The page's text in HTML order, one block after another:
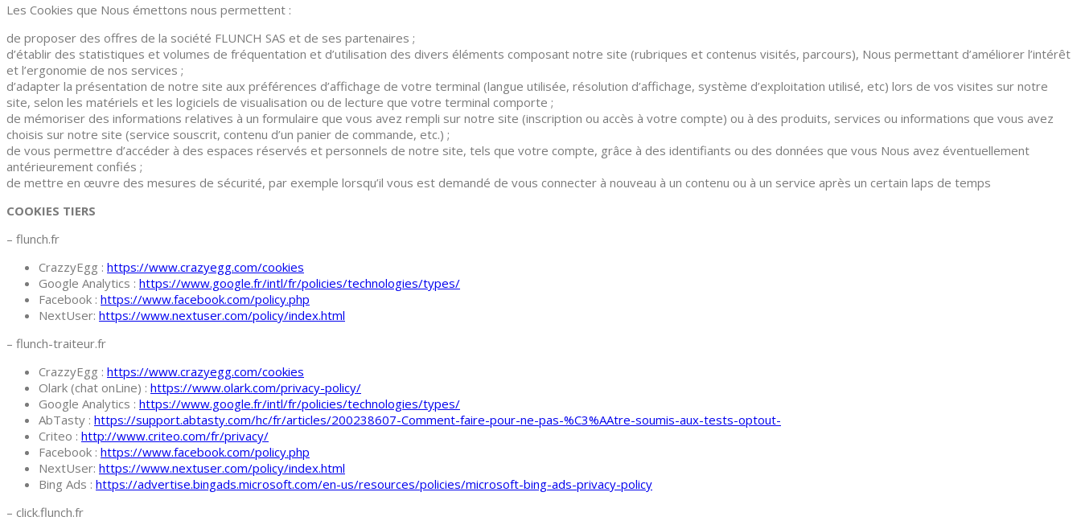
Les Cookies que Nous émettons nous permettent :
de proposer des offres de la société FLUNCH SAS et de ses partenaires ;
d’établir des statistiques et volumes de fréquentation et d’utilisation des divers éléments composant notre site (rubriques et contenus visités, parcours), Nous permettant d’améliorer l’intérêt
et l’ergonomie de nos services ;
d’adapter la présentation de notre site aux préférences d’affichage de votre terminal (langue utilisée, résolution d’affichage, système d’exploitation utilisé, etc) lors de vos visites sur notre
site, selon les matériels et les logiciels de visualisation ou de lecture que votre terminal comporte ;
de mémoriser des informations relatives à un formulaire que vous avez rempli sur notre site (inscription ou accès à votre compte) ou à des produits, services ou informations que vous avez
choisis sur notre site (service souscrit, contenu d’un panier de commande, etc.) ;
de vous permettre d’accéder à des espaces réservés et personnels de notre site, tels que votre compte, grâce à des identifiants ou des données que vous Nous avez éventuellement
antérieurement confiés ;
de mettre en œuvre des mesures de sécurité, par exemple lorsqu’il vous est demandé de vous connecter à nouveau à un contenu ou à un service après un certain laps de temps
COOKIES TIERS
– flunch.fr
CrazzyEgg : https://www.crazyegg.com/cookies
Google Analytics : https://www.google.fr/intl/fr/policies/technologies/types/
Facebook : https://www.facebook.com/policy.php
NextUser: https://www.nextuser.com/policy/index.html
– flunch-traiteur.fr
CrazzyEgg : https://www.crazyegg.com/cookies
Olark (chat onLine) : https://www.olark.com/privacy-policy/
Google Analytics : https://www.google.fr/intl/fr/policies/technologies/types/
AbTasty : https://support.abtasty.com/hc/fr/articles/200238607-Comment-faire-pour-ne-pas-%C3%AAtre-soumis-aux-tests-optout-
Criteo : http://www.criteo.com/fr/privacy/
Facebook : https://www.facebook.com/policy.php
NextUser: https://www.nextuser.com/policy/index.html
Bing Ads : https://advertise.bingads.microsoft.com/en-us/resources/policies/microsoft-bing-ads-privacy-policy
– click.flunch.fr